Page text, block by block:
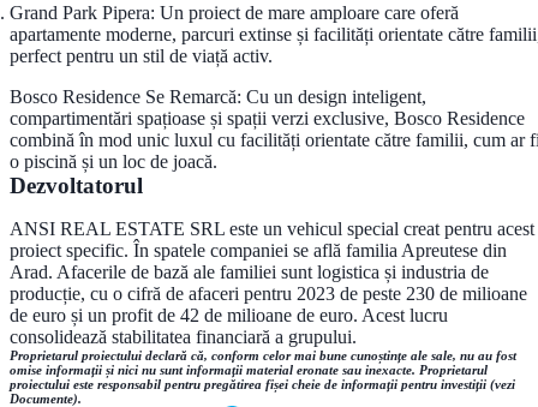
Grand Park Pipera: Un proiect de mare amploare care oferă
apartamente moderne, parcuri extinse și facilități orientate către
perfect pentru un stil de viață activ.
Bosco Residence Se Remarcă: Cu un design inteligent,
compartimentări spațioase și spații verzi exclusive, Bosco Residence
combină în mod unic luxul cu facilități orientate către familii, cum ar
o piscină și un loc de joacă.
Dezvoltatorul
ANSI REAL ESTATE SRL este un vehicul special creat pentru acest
proiect specific. În spatele companiei se află familia Apreutese din
Arad. Afacerile de bază ale familiei sunt logistica și industria de
producție, cu o cifră de afaceri pentru 2023 de peste 230 de milioane
de euro și un profit de 42 de milioane de euro. Acest lucru
consolidează stabilitatea financiară a grupului.
Proprietarul proiectului declară că, conform celor mai bune cunoștințe ale sale, nu au fost
omise informații și nici nu sunt informații material eronate sau inexacte. Proprietarul
proiectului este responsabil pentru pregătirea fișei cheie de informații pentru investiții (vezi
Documente).